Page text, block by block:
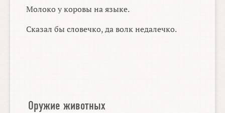
Молоко у коровы на языке.
Сказал бы словечко, да волк недалечко.
Оружие животных